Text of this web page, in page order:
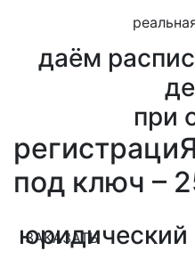
даём
при
под ключ –
юридический
ЗАКАЗАТЬ